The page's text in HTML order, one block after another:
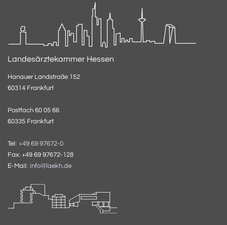
Landesärztekammer Hessen
Hanauer Landstraße 152
60314 Frankfurt
Postfach 60 05 66
60335 Frankfurt
Tel: +49 69 97672-0
Fax: +49 69 97672-128
E-Mail: info@laekh.de